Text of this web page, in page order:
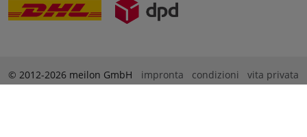
© 2012-2026 meilon GmbH impronta condizioni vita privata